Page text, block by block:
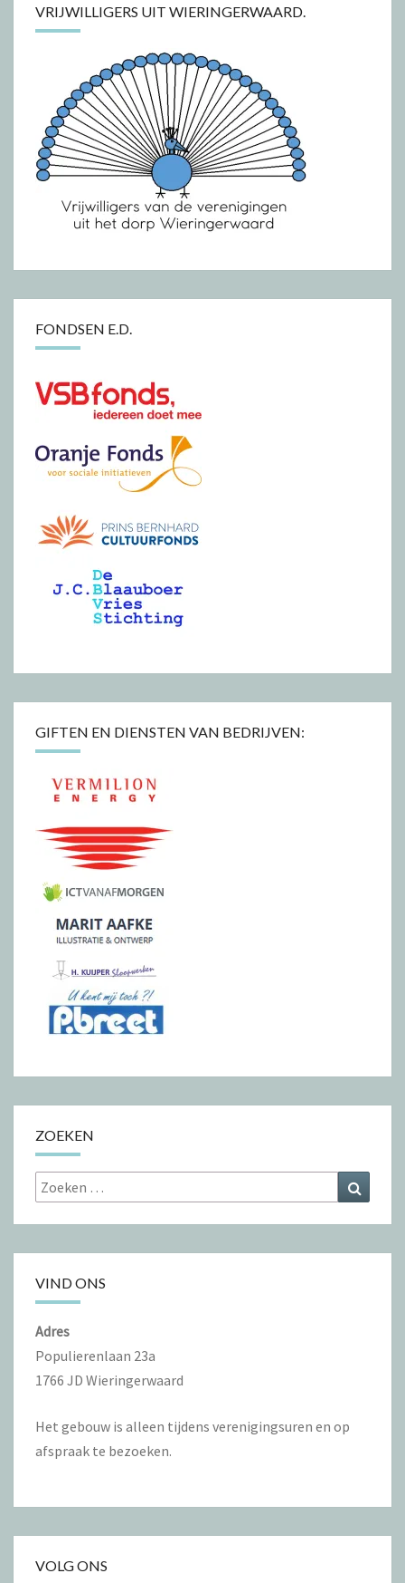
VRIJWILLIGERS UIT WIERINGERWAARD.
FONDSEN E.D.
GIFTEN EN DIENSTEN VAN BEDRIJVEN:
ZOEKEN
Zoeken
naar:
VIND ONS
Adres
Populierenlaan 23a
1766 JD Wieringerwaard
Het gebouw is alleen tijdens verenigingsuren en op
afspraak te bezoeken.
VOLG ONS